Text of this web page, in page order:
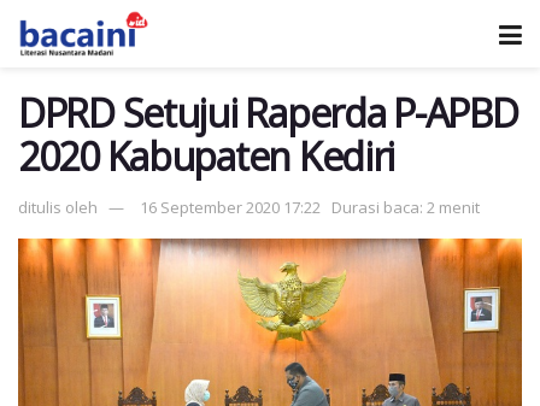
DPRD Setujui Raperda P-APBD
2020 Kabupaten Kediri
ditulis oleh 16 September 2020 17:22 Durasi baca: 2 menit